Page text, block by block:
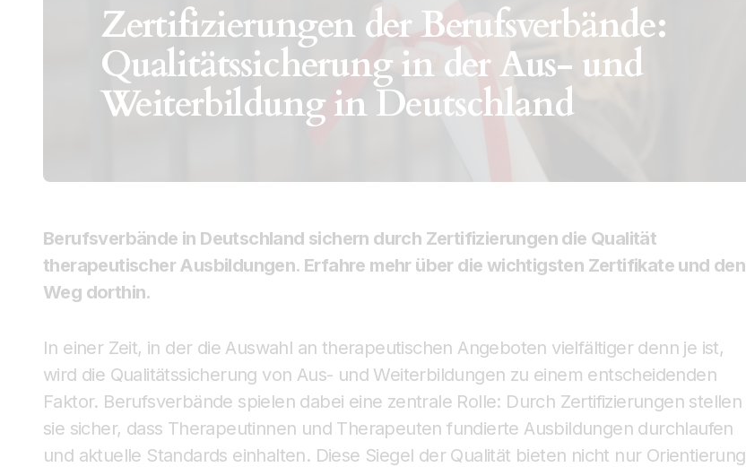
Zertifizierungen der Berufsverbände:
Qualitätssicherung in der Aus- und
Weiterbildung in Deutschland
Berufsverbände in Deutschland sichern durch Zertifizierungen die Qualität
therapeutischer Ausbildungen. Erfahre mehr über die wichtigsten Zertifikate und den
Weg dorthin.
In einer Zeit, in der die Auswahl an therapeutischen Angeboten vielfältiger denn je ist,
wird die Qualitätssicherung von Aus- und Weiterbildungen zu einem entscheidenden
Faktor. Berufsverbände spielen dabei eine zentrale Rolle: Durch Zertifizierungen stellen
sie sicher, dass Therapeutinnen und Therapeuten fundierte Ausbildungen durchlaufen
und aktuelle Standards einhalten. Diese Siegel der Qualität bieten nicht nur Orientierung